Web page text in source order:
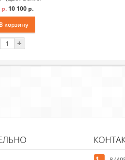
Лоди 29/2)
р. 10 100 р.
В корзину